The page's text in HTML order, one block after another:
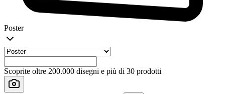
Poster
Scoprite oltre 200.000 disegni e più di 30 prodotti